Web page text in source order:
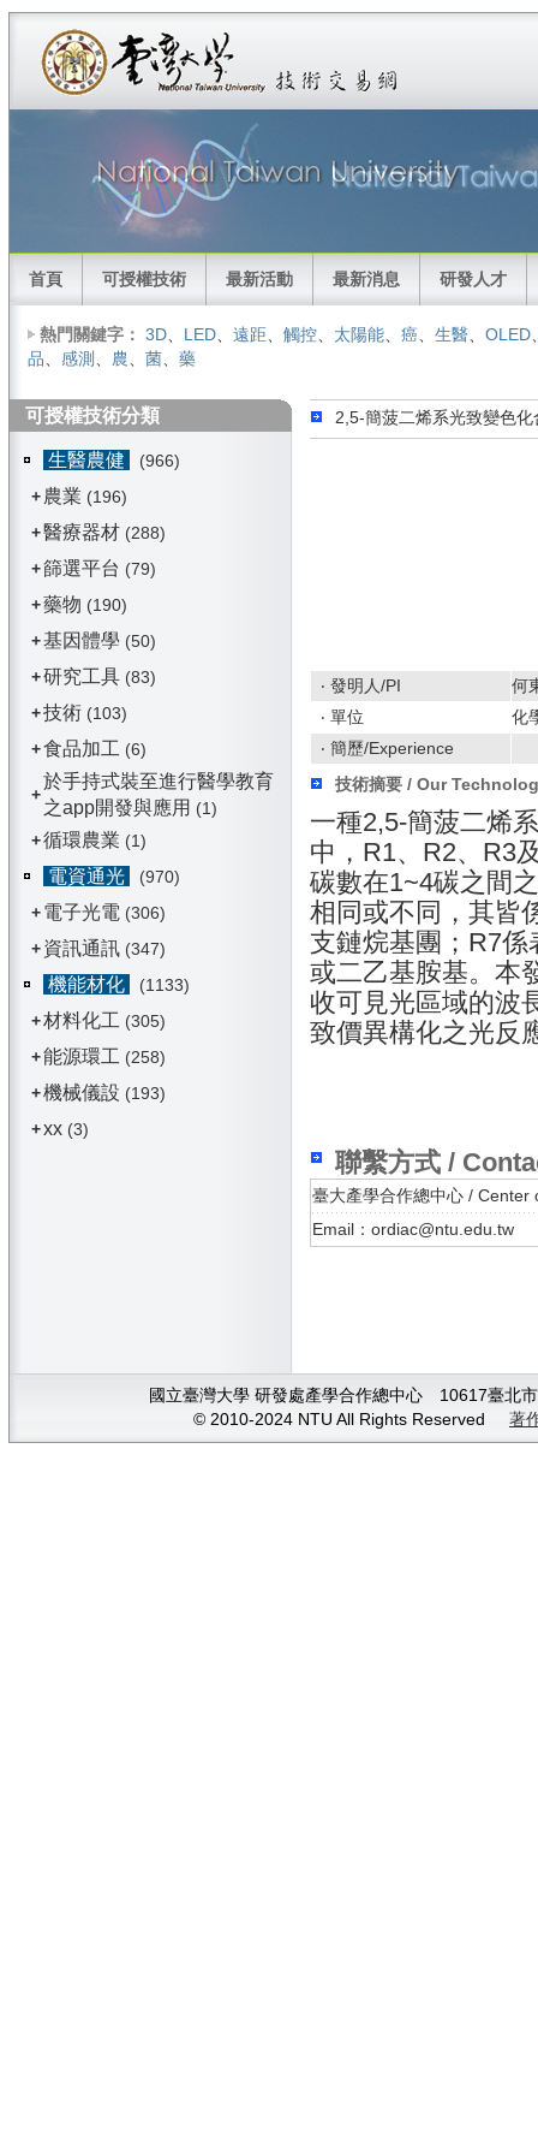
首頁 可授權技術 最新活動 最新消息 研發人才
熱門關鍵字： 3D、 LED、 遠距、 觸控、 太陽能、 癌、 生醫、 OLED
品、 感測 、 農、 菌、 藥
可授權技術分類
生醫農健
(966)
+ 農業 (196)
+醫療器材 (288)
+篩選平台 (79)
+藥物 (190)
+基因體學 (50)
+研究工具(83)
+技術(103)
+食品加工 (6)
+
於手持式裝至進行醫學教育
之app開發與應用 (1)
+循環農業 (1)
電資通光
(970)
+ 電子光電 (306)
+ 資訊通訊(347)
機能材化
(1133)
+材料化工 (305)
+能源環工 (258)
+機械儀設 (193)
+xx(3)
2,5-簡菠二烯系光致變色化
‧ 發明人/PI
何
‧ 單位
化
‧ 簡歷/Experience
技術摘要 / Our
一種2,5-簡菠二烯
中，R1、R2、R3
碳數在1~4碳之間
相同或不同，其皆
支鏈烷基團；R7
或二乙基胺基。本
收可見光區域的波
致價異構化之光反
聯繫方式 /
臺大產學合作總中心 /
Email：ordiac@ntu.edu.tw
國立臺灣大學 研發處產學合作總中心 10617臺
© 2010-2024 NTU All Rights Reserved 著